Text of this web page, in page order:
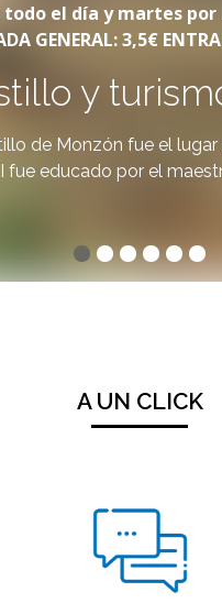
todo el día y martes por
GENERAL: 3,5€
y
de Monzón fue el
fue educado por el
A UN CLICK